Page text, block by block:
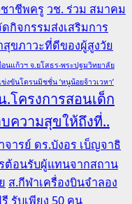
าชีพครู วช. ร่วม สมาคม
กิจกรรมส่งเสริมการ
ขภาวะที่ดีของผู้สูงวัย
นแก้วฯ จ.ยโสธร-พระปฐมวิทยาลัย
ขันโดรนมิชชั่น ‘หนูน้อยจ้าวเวหา’
ครงการสอนเด็ก
ความสุขให้ถึงที่..
จารย์ ดร.บังอร เบ็ญจาธิ
ต้อนรับผู้แทนจากสถาน
ส.กีฬาเครื่องบินจำลอง
รับเพียง 50 คน